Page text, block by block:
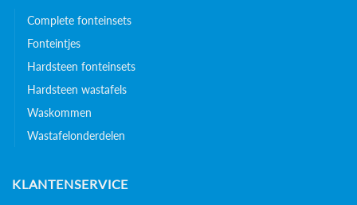
Complete fonteinsets
Fonteintjes
Hardsteen fonteinsets
Hardsteen wastafels
Waskommen
Wastafelonderdelen
KLANTENSERVICE